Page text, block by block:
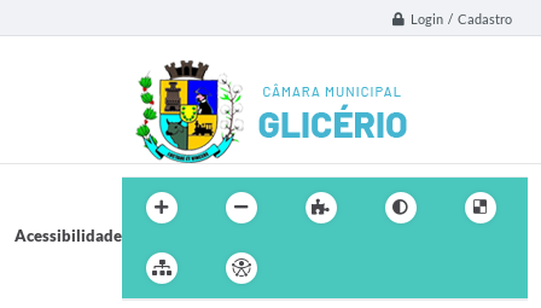
Login / Cadastro
Acessibilidade